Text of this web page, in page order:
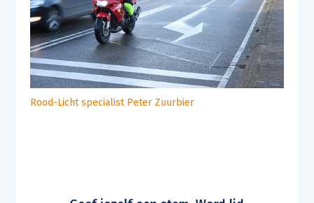
Rood-Licht specialist Peter Zuurbier